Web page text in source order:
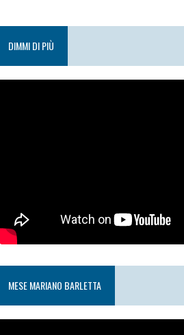
DIMMI DI PIÙ
MESE MARIANO BARLETTA